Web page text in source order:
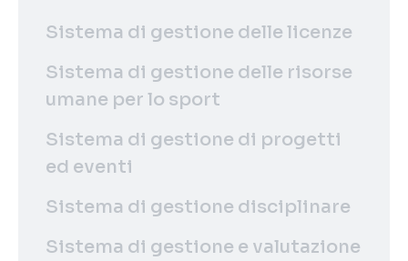
Sistema di gestione delle licenze
Sistema di gestione delle risorse
umane per lo sport
Sistema di gestione di progetti
ed eventi
Sistema di gestione disciplinare
Sistema di gestione e valutazione